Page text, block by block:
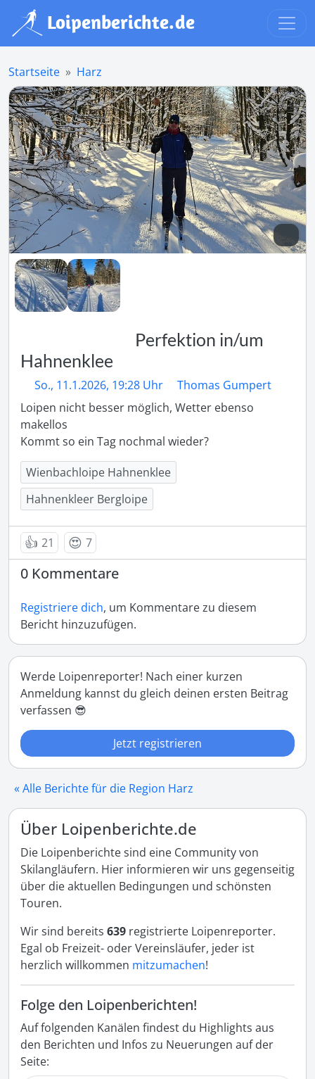
Startseite Harz
Perfektion in/um
Hahnenklee
So., 11.1.2026, 19:28 Uhr
Thomas Gumpert
Loipen nicht besser möglich, Wetter ebenso
makellos
Kommt so ein Tag nochmal wieder?
Wienbachloipe Hahnenklee
Hahnenkleer Bergloipe
👍 21 😍 7
0 Kommentare
Registriere dich, um Kommentare zu diesem
Bericht hinzuzufügen.
Werde Loipenreporter! Nach einer kurzen
Anmeldung kannst du gleich deinen ersten Beitrag
verfassen 😎
Jetzt registrieren
« Alle Berichte für die Region Harz
Über Loipenberichte.de
Die Loipenberichte sind eine Community von
Skilangläufern. Hier informieren wir uns gegenseitig
über die aktuellen Bedingungen und schönsten
Touren.
Wir sind bereits 639 registrierte Loipenreporter.
Egal ob Freizeit- oder Vereinsläufer, jeder ist
herzlich willkommen mitzumachen!
Folge den Loipenberichten!
Auf folgenden Kanälen findest du Highlights aus
den Berichten und Infos zu Neuerungen auf der
Seite: